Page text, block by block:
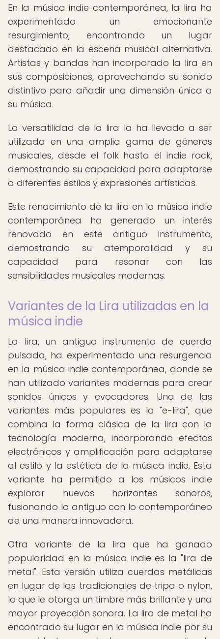
En la música indie contemporánea, la lira ha
experimentado un emocionante
resurgimiento, encontrando un lugar
destacado en la escena musical alternativa.
Artistas y bandas han incorporado la lira en
sus composiciones, aprovechando su sonido
distintivo para añadir una dimensión única a
su música.
La versatilidad de la lira la ha llevado a ser
utilizada en una amplia gama de géneros
musicales, desde el folk hasta el indie rock,
demostrando su capacidad para adaptarse
a diferentes estilos y expresiones artísticas.
Este renacimiento de la lira en la música indie
contemporánea ha generado un interés
renovado en este antiguo instrumento,
demostrando su atemporalidad y su
capacidad para resonar con las
sensibilidades musicales modernas.
Variantes de la Lira utilizadas en la
música indie
La lira, un antiguo instrumento de cuerda
pulsada, ha experimentado una resurgencia
en la música indie contemporánea, donde se
han utilizado variantes modernas para crear
sonidos únicos y evocadores. Una de las
variantes más populares es la "e-lira", que
combina la forma clásica de la lira con la
tecnología moderna, incorporando efectos
electrónicos y amplificación para adaptarse
al estilo y la estética de la música indie. Esta
variante ha permitido a los músicos indie
explorar nuevos horizontes sonoros,
fusionando lo antiguo con lo contemporáneo
de una manera innovadora.
Otra variante de la lira que ha ganado
popularidad en la música indie es la "lira de
metal". Esta versión utiliza cuerdas metálicas
en lugar de las tradicionales de tripa o nylon,
lo que le otorga un timbre más brillante y una
mayor proyección sonora. La lira de metal ha
encontrado su lugar en la música indie por su